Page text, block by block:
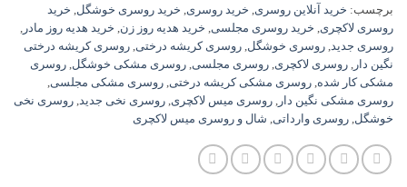
برچسب: خرید آنلاین روسری, خرید روسری, خرید روسری خوشگل, خرید
روسری لاکچری, خرید روسری مجلسی, خرید هدیه روز زن, خرید هدیه روز مادر ,
روسری جدید, روسری خوشگل, روسری کریشه درختی, روسری کریشه درختی
نگین دار , روسری لاکچری, روسری مجلسی, روسری مشکی خوشگل, روسری
مشکی کار شده, روسری مشکی کریشه درختی, روسری مشکی مجلسی,
روسری مشکی نگین دار , روسری میس لاکچری, روسری نخی جدید, روسری نخی
خوشگل, روسری وارداتی, شال و روسری میس لاکچری